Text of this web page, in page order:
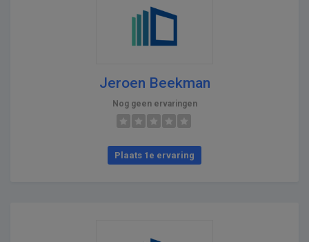
Jeroen Beekman
Nog geen ervaringen
Plaats 1e ervaring